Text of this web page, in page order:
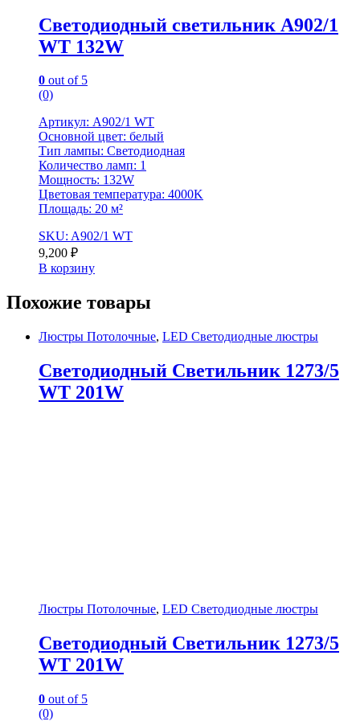
Светодиодный светильник A902/1
WT 132W
0 out of 5
(0)
Артикул: A902/1 WT
Основной цвет: белый
Тип лампы: Светодиодная
Количество ламп: 1
Мощность: 132W
Цветовая температура: 4000K
Площадь: 20 м²
SKU: A902/1 WT
9,200 ₽
В корзину
Похожие товары
Люстры Потолочные, LED Светодиодные люстры
Светодиодный Светильник 1273/5
WT 201W
Люстры Потолочные, LED Светодиодные люстры
Светодиодный Светильник 1273/5
WT 201W
0 out of 5
(0)